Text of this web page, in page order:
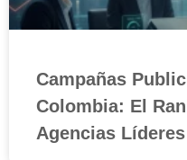
Campañas
Colombia: El
Agencias Líderes